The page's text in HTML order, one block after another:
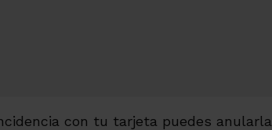
con tu tarjeta puedes anularla